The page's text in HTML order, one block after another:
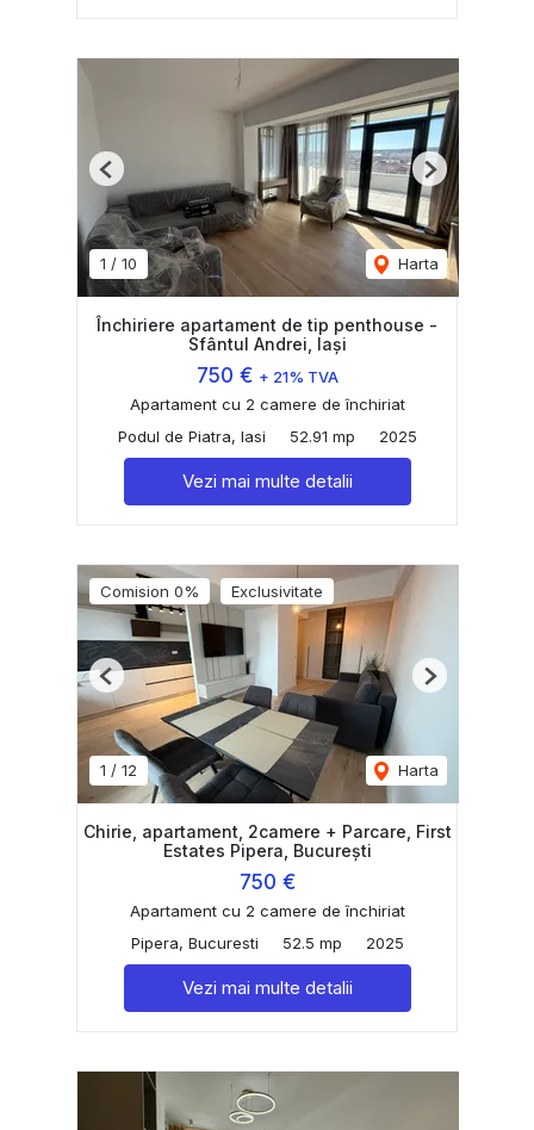
1 / 10 Harta
Previous Next
Închiriere apartament de tip penthouse -
Sfântul Andrei, Iași
750 € + 21% TVA
Apartament cu 2 camere de închiriat
Podul de Piatra, Iasi
52.91 mp 2025
Vezi mai multe detalii
Comision 0% Exclusivitate
1 / 12 Harta
Previous Next
Chirie, apartament, 2camere + Parcare, First
Estates Pipera, București
750 €
Apartament cu 2 camere de închiriat
Pipera, Bucuresti
52.5 mp 2025
Vezi mai multe detalii